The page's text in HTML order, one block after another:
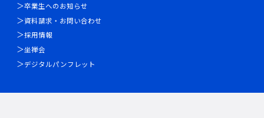
卒業生へのお知らせ
資料請求・お問い合わせ
採用情報
坐禅会
デジタルパンフレット